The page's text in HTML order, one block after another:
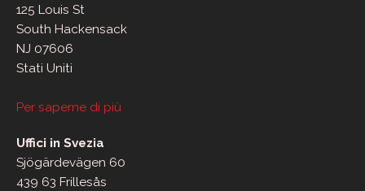
125 Louis St
South Hackensack
NJ 07606
Stati Uniti
Per saperne di più
Uffici in Svezia
Sjögärdevägen 60
439 63 Frillesås